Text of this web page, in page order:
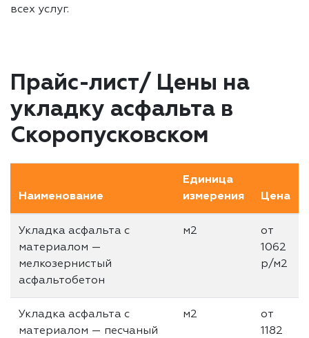
всех услуг.
Прайс-лист/ Цены на
укладку асфальта в
Скоропусковском
Наименование
Единица
измерения
Цена
Укладка асфальта с
материалом —
мелкозернистый
асфальтобетон
м2
от
1062
р/м2
Укладка асфальта с
материалом — песчаный
м2
от
1182